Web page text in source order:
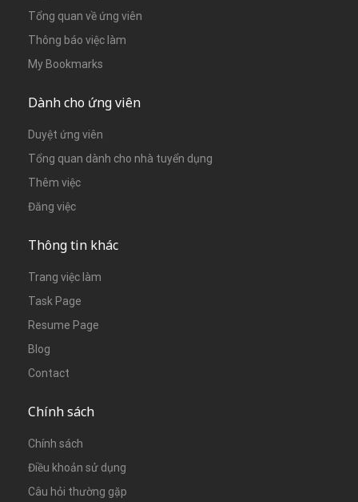
Tổng quan về ứng viên
Thông báo việc làm
My Bookmarks
Dành cho ứng viên
Duyệt ứng viên
Tổng quan dành cho nhà tuyển dụng
Thêm việc
Đăng việc
Thông tin khác
Trang việc làm
Task Page
Resume Page
Blog
Contact
Chính sách
Chính sách
Điều khoản sử dụng
Câu hỏi thường gặp